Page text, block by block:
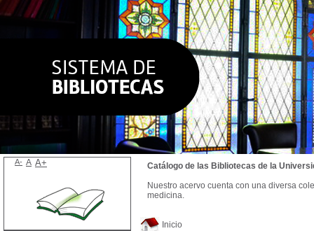
Inicio
Catálogo de las Bibliotecas de la
Nuestro acervo cuenta con una diversa
medicina.
A- A A+